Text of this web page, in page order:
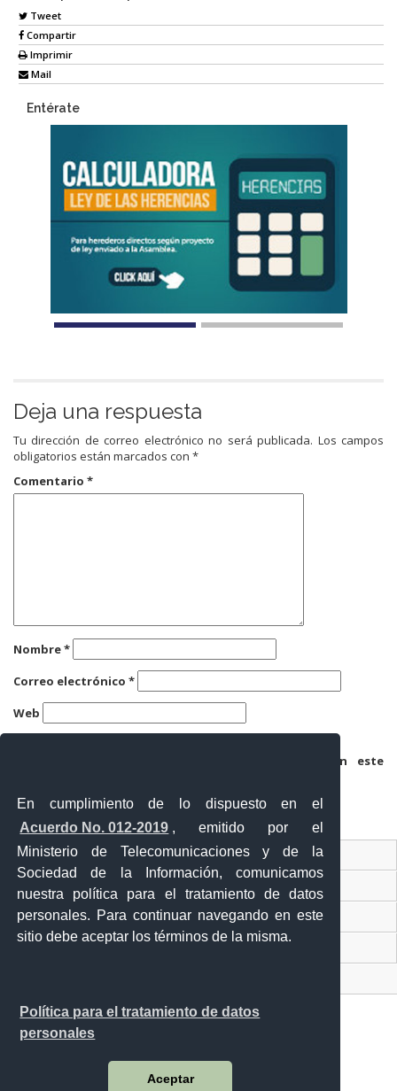
En cumplimiento de lo dispuesto en el
Acuerdo No. 012-2019 , emitido por el
Ministerio de Telecomunicaciones y de la
Sociedad de la Información, comunicamos
nuestra política para el tratamiento de datos
personales. Para continuar navegando en este
sitio debe aceptar los términos de la misma.
Política para el tratamiento de datos
personales
Aceptar
Tweet
Compartir
Imprimir
Mail
Entérate
Deja una respuesta
Tu dirección de correo electrónico no será publicada. Los campos
obligatorios están marcados con *
Comentario *
Nombre*
Correo electrónico *
Web
Guarda mi nombre, correo electrónico y web en este
Ventanilla Única Virtual
Ventanilla Única de Comercio Exterior
Gobierno Abierto
Malecón y Aguirre